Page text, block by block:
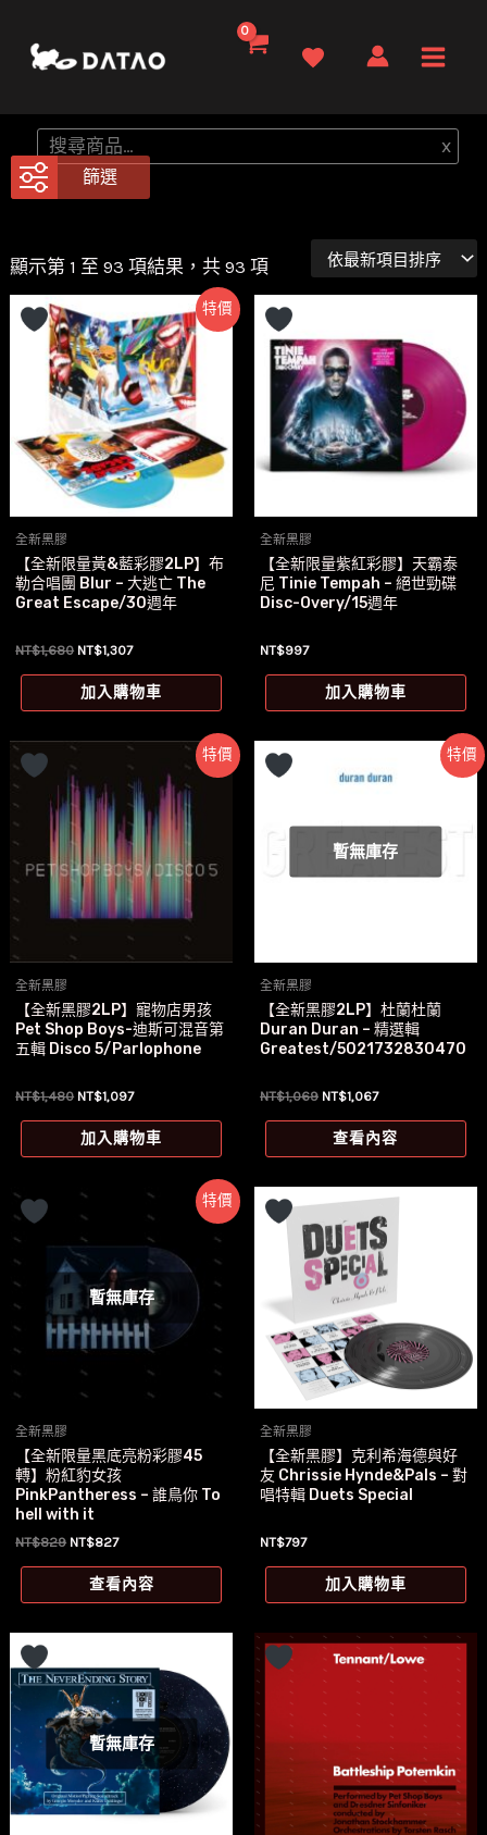
要
內
Menu
搜
尋
x
篩選
顯示第 1 至 93 項結果，共 93 項
特價
全新黑膠
【全新限量黃&藍彩膠2LP】布
勒合唱團 Blur – 大逃亡 The
Great Escape/30週年
NT$1,680 原
價
格：
NT$1,307目
價
格：
加入購物車
全新黑膠
【全新限量紫紅彩膠】天霸泰
尼 Tinie Tempah – 絕世勁碟
Disc-Overy/15週年
NT$997
加入購物車
特價
全新黑膠
【全新黑膠2LP】寵物店男孩
Pet Shop Boys-迪斯可混音第
五輯 Disco 5/Parlophone
NT$1,480 原
價
格：
NT$1,097目
價
格：
加入購物車
特價
暫無庫存
全新黑膠
【全新黑膠2LP】杜蘭杜蘭
Duran Duran – 精選輯
Greatest/5021732830470
NT$1,069 原
價
格：
NT$1,067目
價
格：
查看內容
特價
暫無庫存
全新黑膠
【全新限量黑底亮粉彩膠45
轉】粉紅豹女孩
PinkPantheress – 誰鳥你 To
hell with it
NT$829 原
格：
NT$827目
價
格：
查看內容
全新黑膠
【全新黑膠】克利希海德與好
友 Chrissie Hynde&Pals – 對
唱特輯 Duets Special
NT$797
加入購物車
暫無庫存